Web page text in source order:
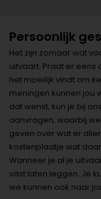
Persoonlijk
Het zijn zomaar wat
uitvaart. Praat er eens
het moeilijk vindt om
meningen kunnen jou
dat wenst, kun je bij
aanvragen, waarbij
geven over wat er
kostenplaatje wat
Wanneer je al je
vast laten leggen. Je
we kunnen ook naar